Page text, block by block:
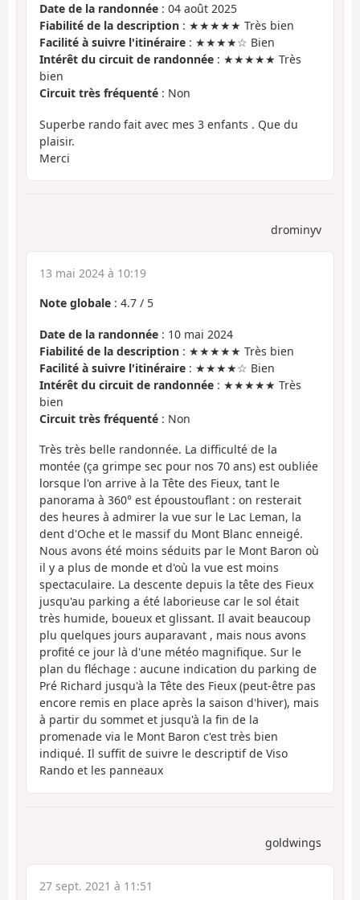
Date de la randonnée : 04 août 2025
Fiabilité de la description : ★★★★★ Très bien
Facilité à suivre l'itinéraire : ★★★★☆ Bien
Intérêt du circuit de randonnée : ★★★★★ Très
bien
Circuit très fréquenté : Non
Superbe rando fait avec mes 3 enfants . Que du
plaisir.
Merci
drominyv
13 mai 2024 à 10:19
Note globale : 4.7 / 5
Date de la randonnée : 10 mai 2024
Fiabilité de la description : ★★★★★ Très bien
Facilité à suivre l'itinéraire : ★★★★☆ Bien
Intérêt du circuit de randonnée : ★★★★★ Très
bien
Circuit très fréquenté : Non
Très très belle randonnée. La difficulté de la
montée (ça grimpe sec pour nos 70 ans) est oubliée
lorsque l'on arrive à la Tête des Fieux, tant le
panorama à 360° est époustouflant : on resterait
des heures à admirer la vue sur le Lac Leman, la
dent d'Oche et le massif du Mont Blanc enneigé.
Nous avons été moins séduits par le Mont Baron où
il y a plus de monde et d'où la vue est moins
spectaculaire. La descente depuis la tête des Fieux
jusqu'au parking a été laborieuse car le sol était
très humide, boueux et glissant. Il avait beaucoup
plu quelques jours auparavant , mais nous avons
profité ce jour là d'une météo magnifique. Sur le
plan du fléchage : aucune indication du parking de
Pré Richard jusqu'à la Tête des Fieux (peut-être pas
encore remis en place après la saison d'hiver), mais
à partir du sommet et jusqu'à la fin de la
promenade via le Mont Baron c'est très bien
indiqué. Il suffit de suivre le descriptif de Viso
Rando et les panneaux
goldwings
27 sept. 2021 à 11:51